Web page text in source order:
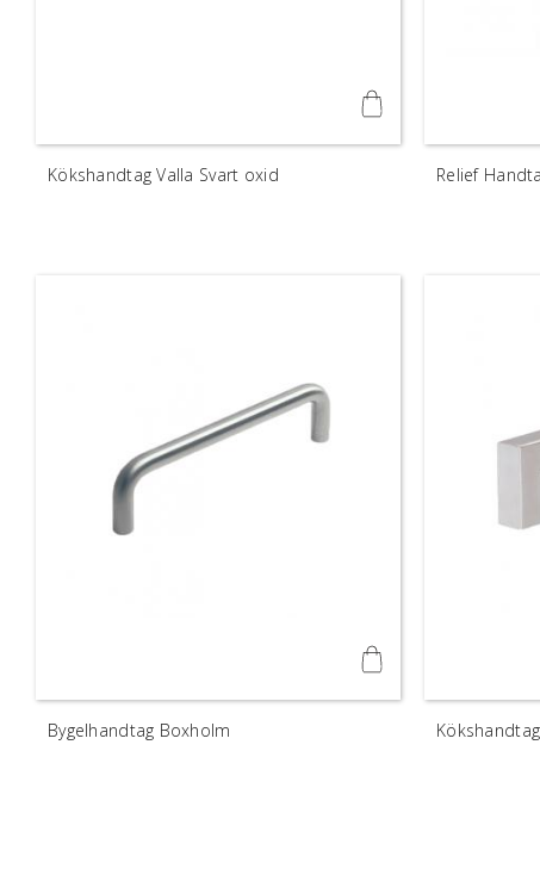
Kökshandtag Valla Svart oxid Relief
Bygelhandtag Boxholm